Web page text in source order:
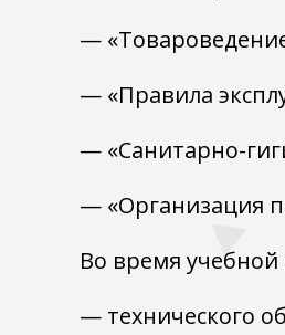
—
— «Правила
— «Санитарно-
— «Организация
Во время
— технического